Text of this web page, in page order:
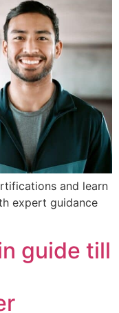
and learn
expert guidance
guide till